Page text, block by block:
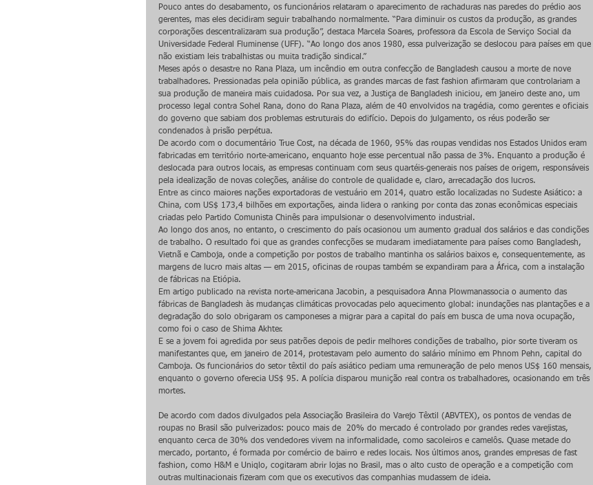
Pouco antes do desabamento, os funcionários relataram o aparecimento de rachaduras nas paredes do prédio aos
gerentes, mas eles decidiram seguir trabalhando normalmente. “Para diminuir os custos da produção, as grandes
corporações descentralizaram sua produção”, destaca Marcela Soares, professora da Escola de Serviço Social da
Universidade Federal Fluminense (UFF). “Ao longo dos anos 1980, essa pulverização se deslocou para países em que
não existiam leis trabalhistas ou muita tradição sindical.”
Meses após o desastre no Rana Plaza, um incêndio em outra confecção de Bangladesh causou a morte de nove
trabalhadores. Pressionadas pela opinião pública, as grandes marcas de fast fashion afirmaram que controlariam a
sua produção de maneira mais cuidadosa. Por sua vez, a Justiça de Bangladesh iniciou, em janeiro deste ano, um
processo legal contra Sohel Rana, dono do Rana Plaza, além de 40 envolvidos na tragédia, como gerentes e oficiais
do governo que sabiam dos problemas estruturais do edifício. Depois do julgamento, os réus poderão ser
condenados à prisão perpétua.
De acordo com o documentário True Cost, na década de 1960, 95% das roupas vendidas nos Estados Unidos eram
fabricadas em território norte-americano, enquanto hoje esse percentual não passa de 3%. Enquanto a produção é
deslocada para outros locais, as empresas continuam com seus quartéis-generais nos países de origem, responsáveis
pela idealização de novas coleções, análise do controle de qualidade e, claro, arrecadação dos lucros.
Entre as cinco maiores nações exportadoras de vestuário em 2014, quatro estão localizadas no Sudeste Asiático: a
China, com US$ 173,4 bilhões em exportações, ainda lidera o ranking por conta das zonas econômicas especiais
criadas pelo Partido Comunista Chinês para impulsionar o desenvolvimento industrial.
Ao longo dos anos, no entanto, o crescimento do país ocasionou um aumento gradual dos salários e das condições
de trabalho. O resultado foi que as grandes confecções se mudaram imediatamente para países como Bangladesh,
Vietnã e Camboja, onde a competição por postos de trabalho mantinha os salários baixos e, consequentemente, as
margens de lucro mais altas — em 2015, oficinas de roupas também se expandiram para a África, com a instalação
de fábricas na Etiópia.
Em artigo publicado na revista norte-americana Jacobin, a pesquisadora Anna Plowmanassocia o aumento das
fábricas de Bangladesh às mudanças climáticas provocadas pelo aquecimento global: inundações nas plantações e a
degradação do solo obrigaram os camponeses a migrar para a capital do país em busca de uma nova ocupação,
como foi o caso de Shima Akhter.
E se a jovem foi agredida por seus patrões depois de pedir melhores condições de trabalho, pior sorte tiveram os
manifestantes que, em janeiro de 2014, protestavam pelo aumento do salário mínimo em Phnom Pehn, capital do
Camboja. Os funcionários do setor têxtil do país asiático pediam uma remuneração de pelo menos US$ 160 mensais,
enquanto o governo oferecia US$ 95. A polícia disparou munição real contra os trabalhadores, ocasionando em três
mortes.
De acordo com dados divulgados pela Associação Brasileira do Varejo Têxtil (ABVTEX), os pontos de vendas de
roupas no Brasil são pulverizados: pouco mais de  20% do mercado é controlado por grandes redes varejistas,
enquanto cerca de 30% dos vendedores vivem na informalidade, como sacoleiros e camelôs. Quase metade do
mercado, portanto, é formada por comércio de bairro e redes locais. Nos últimos anos, grandes empresas de fast
fashion, como H&M e Uniqlo, cogitaram abrir lojas no Brasil, mas o alto custo de operação e a competição com
outras multinacionais fizeram com que os executivos das companhias mudassem de ideia.